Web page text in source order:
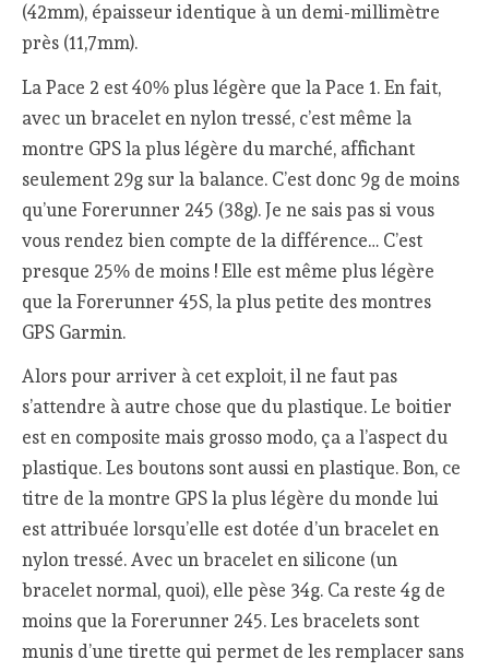
(42mm), épaisseur identique à un demi-millimètre
près (11,7mm).
La Pace 2 est 40% plus légère que la Pace 1. En fait,
avec un bracelet en nylon tressé, c’est même la
montre GPS la plus légère du marché, affichant
seulement 29g sur la balance. C’est donc 9g de moins
qu’une Forerunner 245 (38g). Je ne sais pas si vous
vous rendez bien compte de la différence… C’est
presque 25% de moins ! Elle est même plus légère
que la Forerunner 45S, la plus petite des montres
GPS Garmin.
Alors pour arriver à cet exploit, il ne faut pas
s’attendre à autre chose que du plastique. Le boitier
est en composite mais grosso modo, ça a l’aspect du
plastique. Les boutons sont aussi en plastique. Bon, ce
titre de la montre GPS la plus légère du monde lui
est attribuée lorsqu’elle est dotée d’un bracelet en
nylon tressé. Avec un bracelet en silicone (un
bracelet normal, quoi), elle pèse 34g. Ca reste 4g de
moins que la Forerunner 245. Les bracelets sont
munis d’une tirette qui permet de les remplacer sans